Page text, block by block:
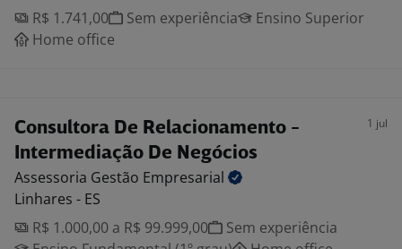
R$ 1.741,00
Sem experiência
Ensino Superior
Home office
Consultora De Relacionamento -
Intermediação De Negócios
1 jul
Assessoria Gestão Empresarial
Linhares - ES
R$ 1.000,00 a R$ 99.999,00
Sem experiência